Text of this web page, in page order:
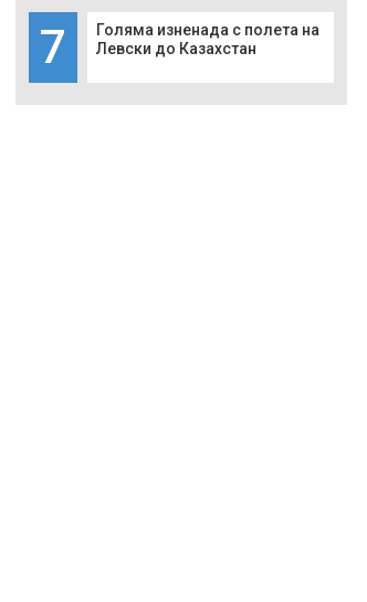
7
Голяма изненада с полета на
Левски до Казахстан